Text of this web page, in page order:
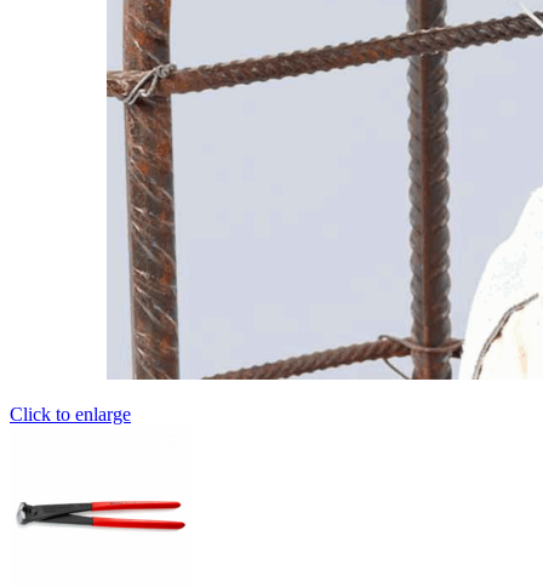
Click to enlarge